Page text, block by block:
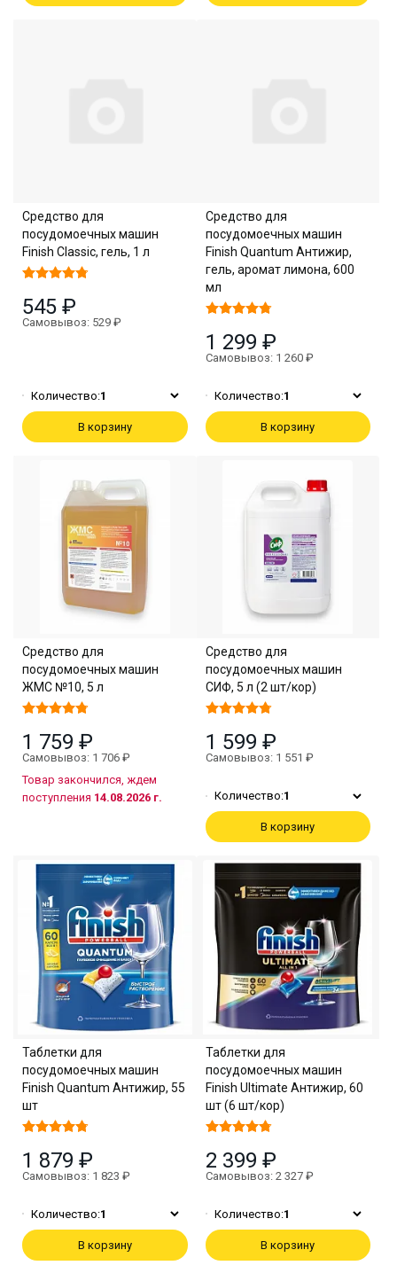
Средство для
посудомоечных машин
Finish Classic, гель, 1 л
545 ₽
Самовывоз: 529 ₽
Количество:1
В корзину
Средство для
посудомоечных машин
Finish Quantum Антижир,
гель, аромат лимона, 600
мл
1 299 ₽
Самовывоз: 1 260 ₽
Количество:1
В корзину
Средство для
посудомоечных машин
ЖМС №10, 5 л
1 759 ₽
Самовывоз: 1 706 ₽
Товар закончился, ждем
поступления 14.08.2026 г.
Средство для
посудомоечных машин
СИФ, 5 л (2 шт/кор)
1 599 ₽
Самовывоз: 1 551 ₽
Количество:1
В корзину
Таблетки для
посудомоечных машин
Finish Quantum Антижир, 55
шт
1 879 ₽
Самовывоз: 1 823 ₽
Количество:1
В корзину
Таблетки для
посудомоечных машин
Finish Ultimate Антижир, 60
шт (6 шт/кор)
2 399 ₽
Самовывоз: 2 327 ₽
Количество:1
В корзину